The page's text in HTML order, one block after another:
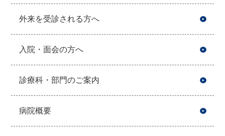
外来を受診される方へ
入院・面会の方へ
診療科・部門のご案内
病院概要